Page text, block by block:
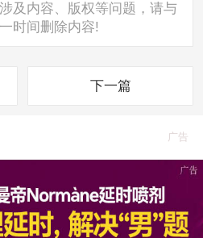
及内容、版权等问题，请与
时间删除内容!
下一篇
广告